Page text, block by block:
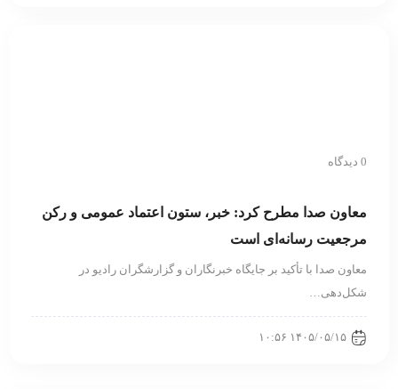
0 دیدگاه
معاون صدا مطرح کرد: خبر، ستون اعتماد عمومی و رکن
مرجعیت رسانه‌ای است
معاون صدا با تأکید بر جایگاه خبرنگاران و گزارشگران رادیو در
شکل‌دهی…
۱۴۰۵/۰۵/۱۵ ۱۰:۵۶